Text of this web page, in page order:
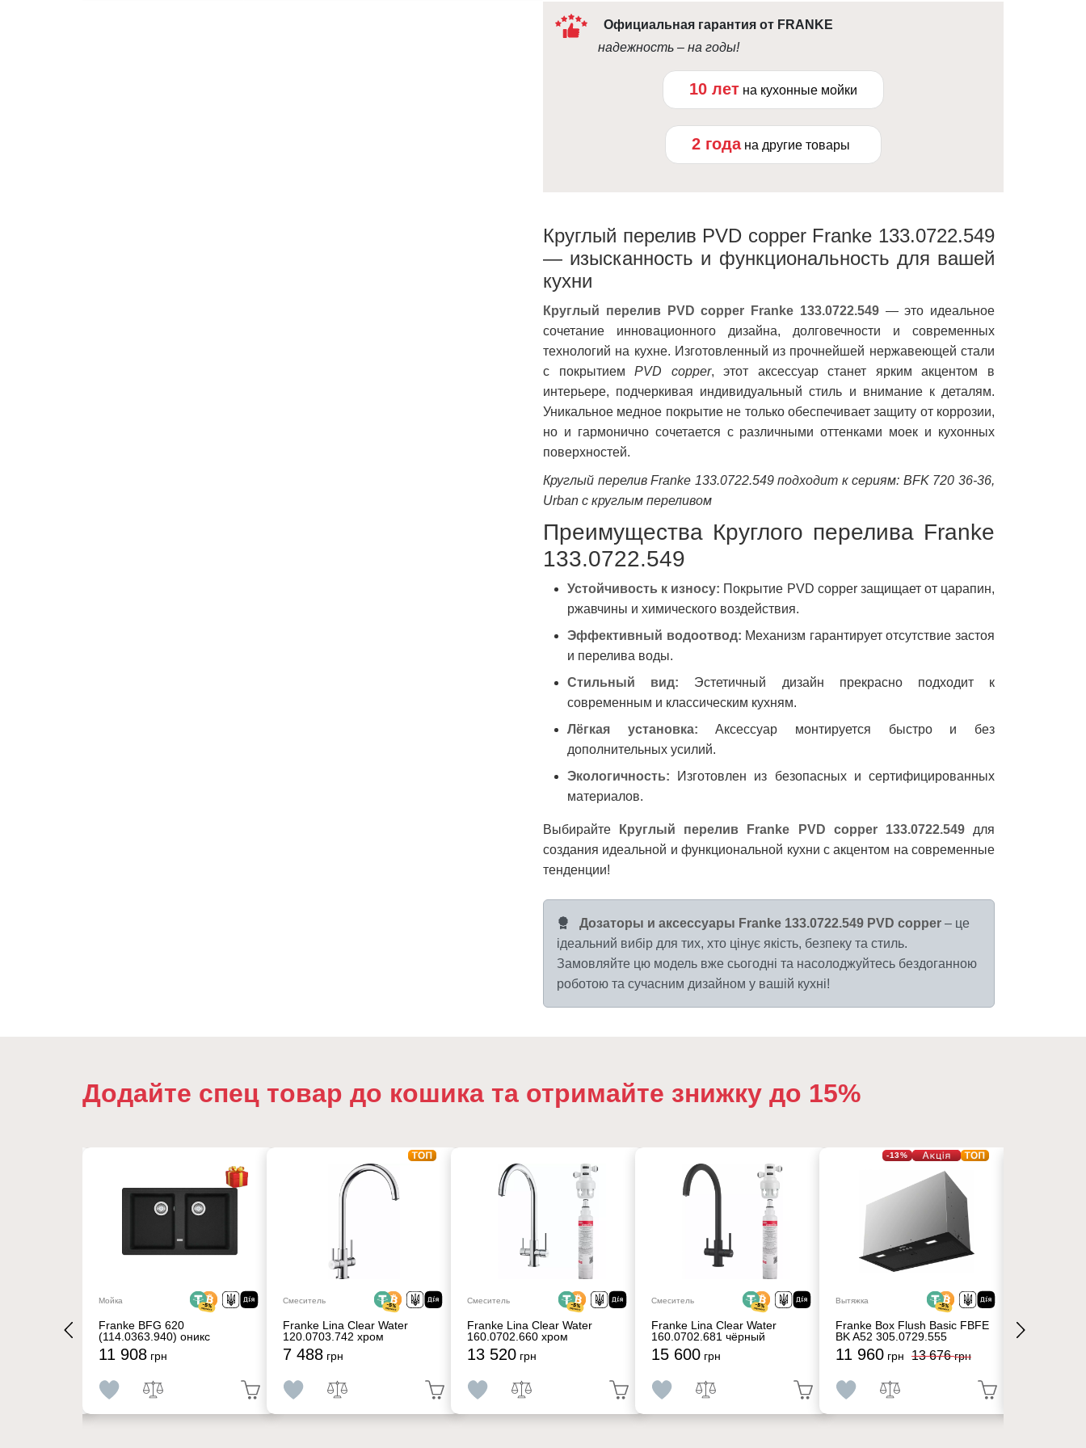
Официальная гарантия от FRANKE
надежность – на годы!
10 лет на кухонные мойки
2 года на другие товары
Круглый перелив PVD copper Franke 133.0722.549
— изысканность и функциональность для вашей
кухни
Круглый перелив PVD copper Franke 133.0722.549— это идеальное
сочетание инновационного дизайна, долговечности и современных
технологий на кухне. Изготовленный из прочнейшей нержавеющей стали
с покрытиемPVD copper, этот аксессуар станет ярким акцентом в
интерьере, подчеркивая индивидуальный стиль и внимание к деталям.
Уникальное медное покрытие не только обеспечивает защиту от коррозии,
но и гармонично сочетается с различными оттенками моек и кухонных
поверхностей.
Круглый перелив Franke 133.0722.549 подходит к сериям: BFK 720 36-36,
Urban с круглым переливом
Преимущества Круглого перелива Franke
133.0722.549
Устойчивость к износу: Покрытие PVD copper защищает от царапин,
ржавчины и химического воздействия.
Эффективный водоотвод: Механизм гарантирует отсутствие застоя
и перелива воды.
Стильный вид: Эстетичный дизайн прекрасно подходит к
современным и классическим кухням.
Лёгкая установка: Аксессуар монтируется быстро и без
дополнительных усилий.
Экологичность: Изготовлен из безопасных и сертифицированных
материалов.
Выбирайте Круглый перелив Franke PVD copper 133.0722.549для
создания идеальной и функциональной кухни с акцентом на современные
тенденции!
Дозаторы и аксессуары Franke 133.0722.549 PVD copper – це
ідеальний вибір для тих, хто цінує якість, безпеку та стиль.
Замовляйте цю модель вже сьогодні та насолоджуйтесь бездоганною
роботою та сучасним дизайном у вашій кухні!
Додайте спец товар до кошика та отримайте знижку до 15%
Мойка
Franke BFG 620
(114.0363.940) оникс
11 908 грн
Смеситель
Franke Lina Clear Water
120.0703.742 хром
7 488 грн
Смеситель
Franke Lina Clear Water
160.0702.660 хром
13 520 грн
Смеситель
Franke Lina Clear Water
160.0702.681 чёрный
15 600 грн
-13%
Вытяжка
Franke Box Flush Basic FBFE
BK A52 305.0729.555
11 960 грн 13 676грн
Franke Box
BK A70